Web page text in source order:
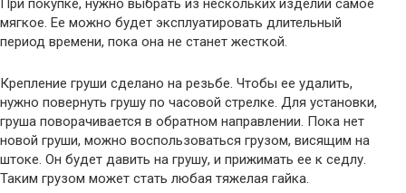
При покупке, нужно выбрать из нескольких изделий самое
мягкое. Ее можно будет эксплуатировать длительный
период времени, пока она не станет жесткой.
Крепление груши сделано на резьбе. Чтобы ее удалить,
нужно повернуть грушу по часовой стрелке. Для установки,
груша поворачивается в обратном направлении. Пока нет
новой груши, можно воспользоваться грузом, висящим на
штоке. Он будет давить на грушу, и прижимать ее к седлу.
Таким грузом может стать любая тяжелая гайка.